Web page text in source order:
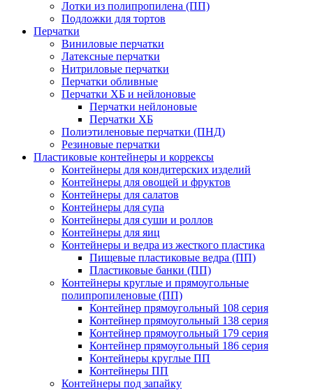
Лотки из полипропилена (ПП)
Подложки для тортов
Перчатки
Виниловые перчатки
Латексные перчатки
Нитриловые перчатки
Перчатки обливные
Перчатки ХБ и нейлоновые
Перчатки нейлоновые
Перчатки ХБ
Полиэтиленовые перчатки (ПНД)
Резиновые перчатки
Пластиковые контейнеры и коррексы
Контейнеры для кондитерских изделий
Контейнеры для овощей и фруктов
Контейнеры для салатов
Контейнеры для супа
Контейнеры для суши и роллов
Контейнеры для яиц
Контейнеры и ведра из жесткого пластика
Пищевые пластиковые ведра (ПП)
Пластиковые банки (ПП)
Контейнеры круглые и прямоугольные
полипропиленовые (ПП)
Контейнер прямоугольный 108 серия
Контейнер прямоугольный 138 серия
Контейнер прямоугольный 179 серия
Контейнер прямоугольный 186 серия
Контейнеры круглые ПП
Контейнеры ПП
Контейнеры под запайку